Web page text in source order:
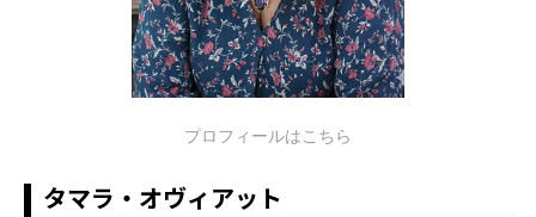
プロフィールはこちら
タマラ・オヴィアット